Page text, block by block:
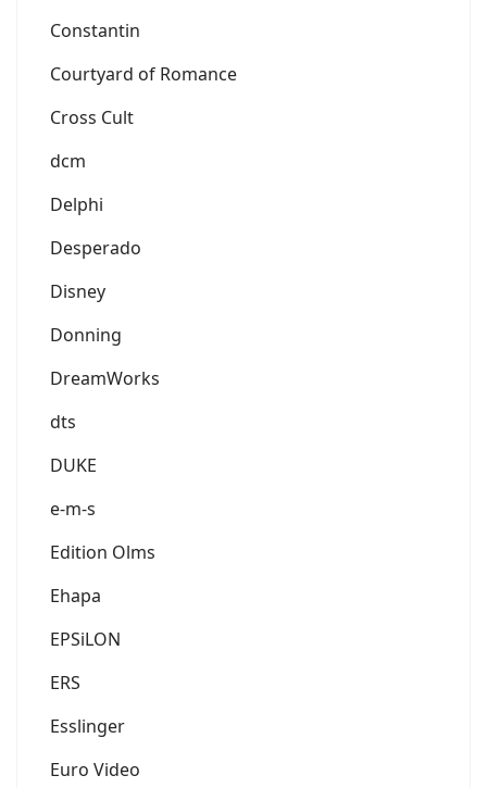
Constantin
Courtyard of Romance
Cross Cult
dcm
Delphi
Desperado
Disney
Donning
DreamWorks
dts
DUKE
e-m-s
Edition Olms
Ehapa
EPSiLON
ERS
Esslinger
Euro Video